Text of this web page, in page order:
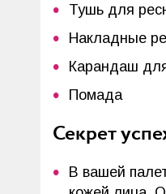
Тушь для
Накладные
Карандаш
Помада
Секрет
В вашей